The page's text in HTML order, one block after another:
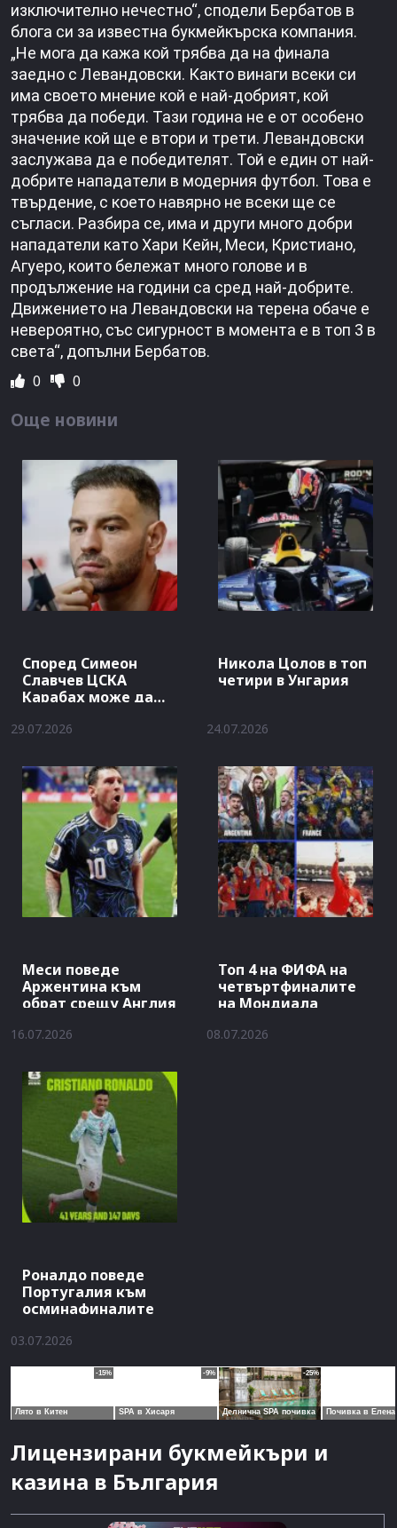
изключително нечестно“, сподели Бербатов в
блога си за известна букмейкърска компания.
„Не мога да кажа кой трябва да на финала
заедно с Левандовски. Както винаги всеки си
има своето мнение кой е най-добрият, кой
трябва да победи. Тази година не е от особено
значение кой ще е втори и трети. Левандовски
заслужава да е победителят. Той е един от най-
добрите нападатели в модерния футбол. Това е
твърдение, с което навярно не всеки ще се
съгласи. Разбира се, има и други много добри
нападатели като Хари Кейн, Меси, Кристиано,
Агуеро, които бележат много голове и в
продължение на години са сред най-добрите.
Движението на Левандовски на терена обаче е
невероятно, със сигурност в момента е в топ 3 в
света“, допълни Бербатов.
0 0
Още новини
Според Симеон
Славчев ЦСКА
Карабах може да
29.07.2026
Никола Цолов в топ
четири в Унгария
24.07.2026
Меси поведе
Аржентина към
обрат срещу Англия
16.07.2026
Топ 4 на ФИФА на
четвъртфиналите
на Мондиала
08.07.2026
Роналдо поведе
Португалия към
осминафиналите
03.07.2026
Лицензирани букмейкъри и
казина в България